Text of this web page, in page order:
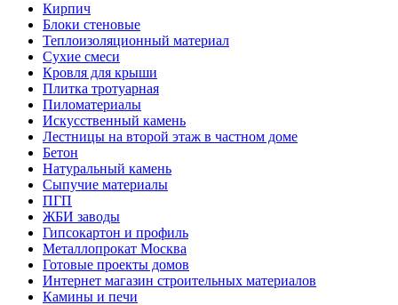
Кирпич
Блоки стеновые
Теплоизоляционный материал
Сухие смеси
Кровля для крыши
Плитка тротуарная
Пиломатериалы
Искусственный камень
Лестницы на второй этаж в частном доме
Бетон
Натуральный камень
Сыпучие материалы
ПГП
ЖБИ заводы
Гипсокартон и профиль
Металлопрокат Москва
Готовые проекты домов
Интернет магазин строительных материалов
Камины и печи